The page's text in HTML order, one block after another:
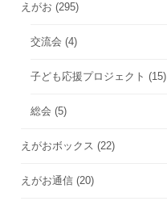
えがお (295)
交流会 (4)
子ども応援プロジェクト (15)
総会 (5)
えがおボックス (22)
えがお通信 (20)